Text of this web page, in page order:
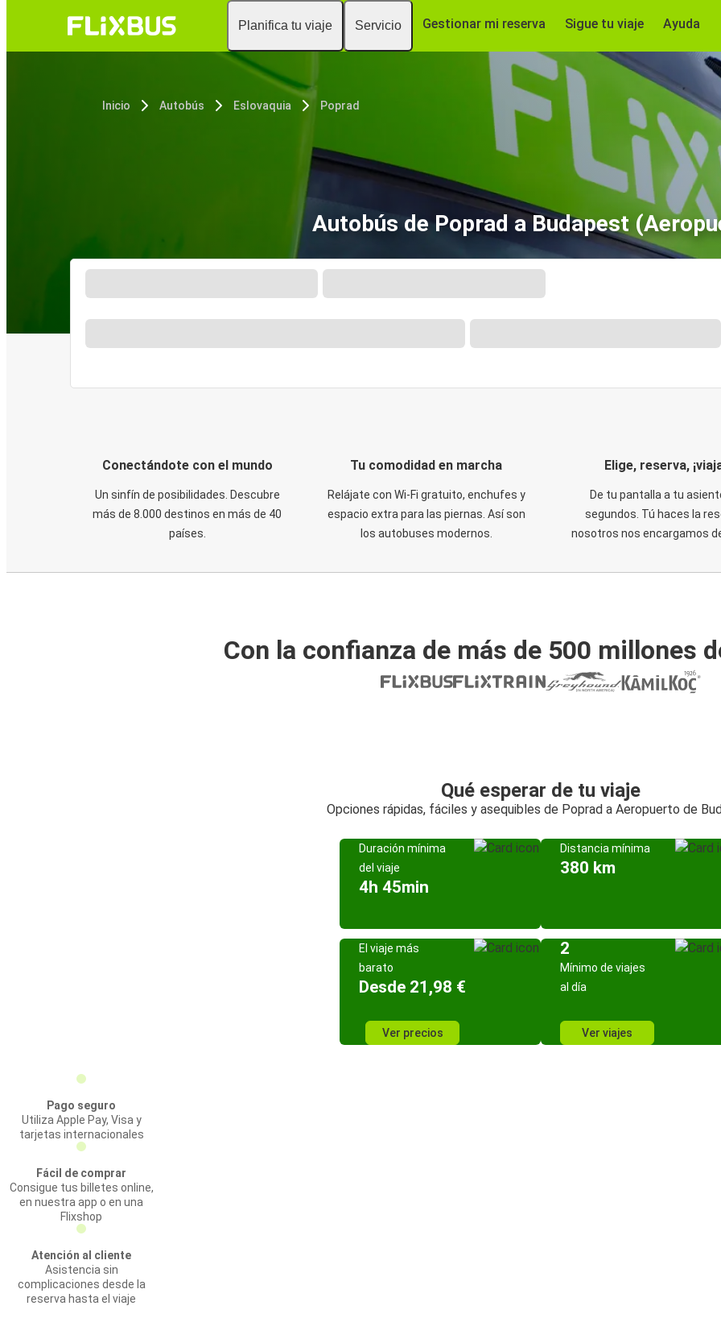
Planifica tu viaje Servicio Gestionar mi reserva Sigue tu viaje Ayuda
Inicio Autobús Eslovaquia Poprad
Autobús de Poprad a Budapest
Conectándote con el mundo
Un sinfín de posibilidades. Descubre
más de 8.000 destinos en más de 40
países.
Tu comodidad en marcha
Relájate con Wi-Fi gratuito, enchufes y
espacio extra para las piernas. Así son
los autobuses modernos.
Elige, reserva,
De tu pantalla a tu
segundos. Tú haces la
nosotros nos encargamos
Con la confianza de más de 500 millones
Qué esperar de tu viaje
Opciones rápidas, fáciles y asequibles de Poprad a Aeropuerto de
Duración mínima
del viaje
4h 45min
Distancia mínima
380 km
El viaje más
barato
Desde 21,98 €
Ver precios
2
Mínimo de viajes
al día
Ver viajes
Pago seguro
Utiliza Apple Pay, Visa y
tarjetas internacionales
Fácil de comprar
Consigue tus billetes online,
en nuestra app o en una
Flixshop
Atención al cliente
Asistencia sin
complicaciones desde la
reserva hasta el viaje